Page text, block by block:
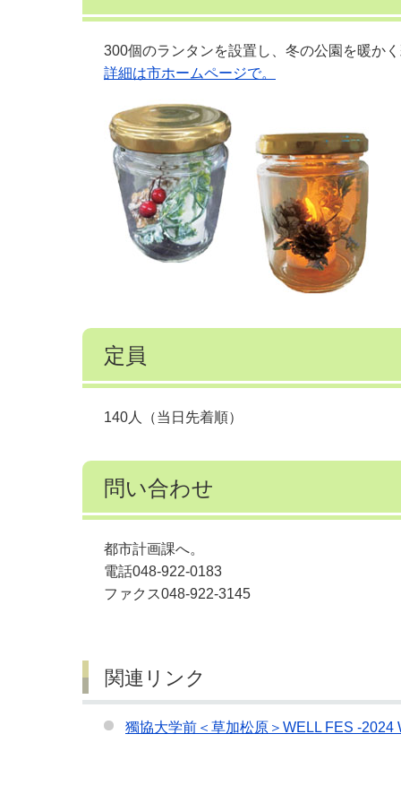
300個のランタンを設置し、冬の公園を暖かく
詳細は市ホームページで。
定員
140人（当日先着順）
問い合わせ
都市計画課へ。
電話048-922-0183
ファクス048-922-3145
関連リンク
獨協大学前＜草加松原＞WELL FES -2024